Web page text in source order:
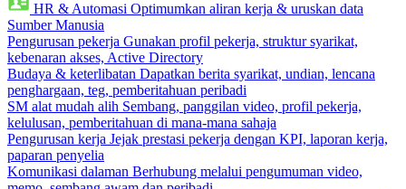
HR & Automasi Optimumkan aliran kerja & uruskan data
Sumber Manusia
Pengurusan pekerja Gunakan profil pekerja, struktur syarikat,
kebenaran akses, Active Directory
Budaya & keterlibatan Dapatkan berita syarikat, undian, lencana
penghargaan, teg, pemberitahuan peribadi
SM alat mudah alih Sembang, panggilan video, profil pekerja,
kelulusan, pemberitahuan di mana-mana sahaja
Pengurusan kerja Jejak prestasi pekerja dengan KPI, laporan kerja,
paparan penyelia
Komunikasi dalaman Berhubung melalui pengumuman video,